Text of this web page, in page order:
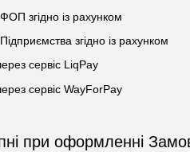
згідно із рахунком
згідно із рахунком
сервіс LiqPay
сервіс WayForPay
при оформленні